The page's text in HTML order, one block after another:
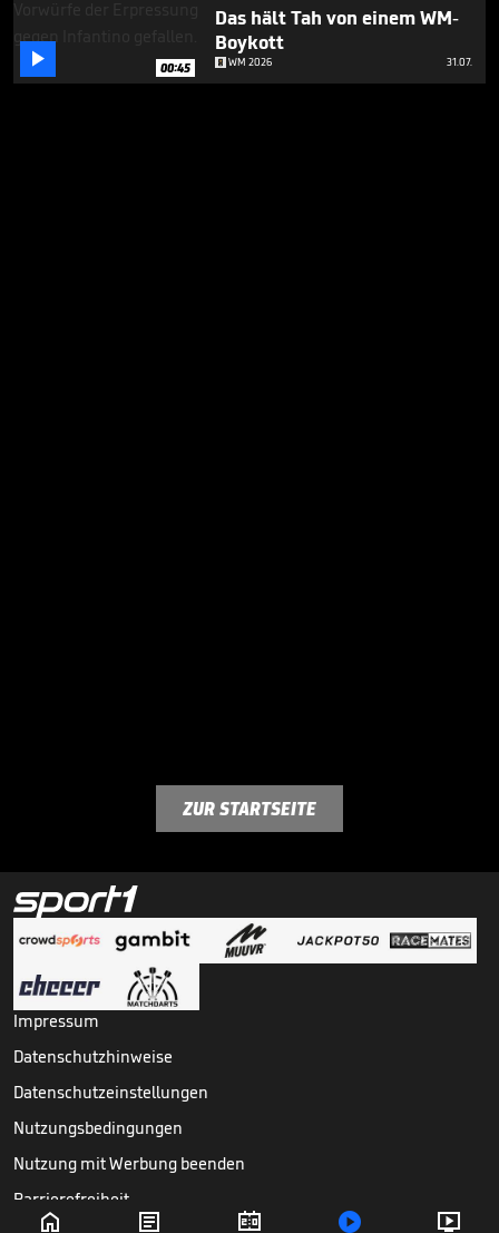
 00:45
Das hält Tah von einem WM-
Boykott
WM 2026 31.07.
    
ZUR STARTSEITE
Impressum
Datenschutzhinweise
Datenschutzeinstellungen
Nutzungsbedingungen
Nutzung mit Werbung beenden
Barrierefreiheit